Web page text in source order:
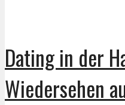
Dating in der
Wiedersehen